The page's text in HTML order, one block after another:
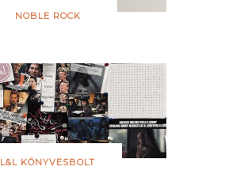
NOBLE ROCK
L&L KÖNYVESBOLT